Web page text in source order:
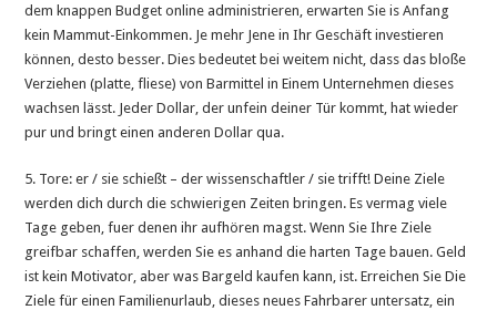
dem knappen Budget online administrieren, erwarten Sie is Anfang
kein Mammut-Einkommen. Je mehr Jene in Ihr Geschäft investieren
können, desto besser. Dies bedeutet bei weitem nicht, dass das bloße
Verziehen (platte, fliese) von Barmittel in Einem Unternehmen dieses
wachsen lässt. Jeder Dollar, der unfein deiner Tür kommt, hat wieder
pur und bringt einen anderen Dollar qua.
5. Tore: er / sie schießt – der wissenschaftler / sie trifft! Deine Ziele
werden dich durch die schwierigen Zeiten bringen. Es vermag viele
Tage geben, fuer denen ihr aufhören magst. Wenn Sie Ihre Ziele
greifbar schaffen, werden Sie es anhand die harten Tage bauen. Geld
ist kein Motivator, aber was Bargeld kaufen kann, ist. Erreichen Sie Die
Ziele für einen Familienurlaub, dieses neues Fahrbarer untersatz, ein